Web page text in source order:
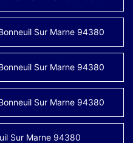
Sur Marne 94380
Sur Marne 94380
Sur Marne 94380
Sur Marne 94380